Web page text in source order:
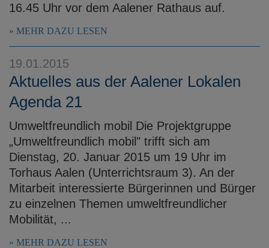
16.45 Uhr vor dem Aalener Rathaus auf.
MEHR DAZU LESEN
19.01.2015
Aktuelles aus der Aalener Lokalen
Agenda 21
Umweltfreundlich mobil Die Projektgruppe
„Umweltfreundlich mobil" trifft sich am
Dienstag, 20. Januar 2015 um 19 Uhr im
Torhaus Aalen (Unterrichtsraum 3). An der
Mitarbeit interessierte Bürgerinnen und Bürger
zu einzelnen Themen umweltfreundlicher
Mobilität, ...
MEHR DAZU LESEN